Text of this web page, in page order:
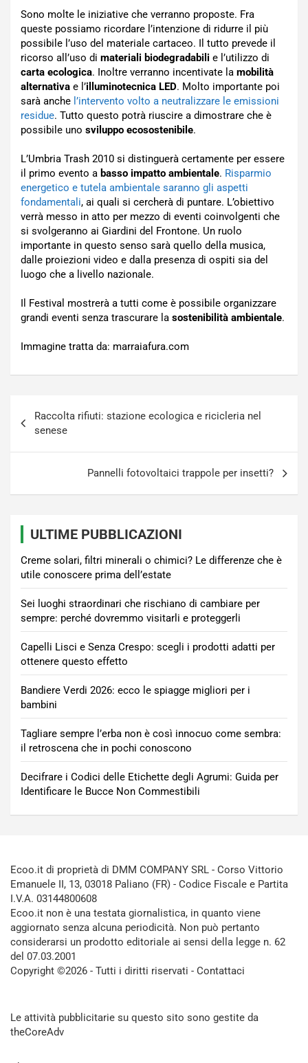
Sono molte le iniziative che verranno proposte. Fra
queste possiamo ricordare l’intenzione di ridurre il più
possibile l’uso del materiale cartaceo. Il tutto prevede il
ricorso all’uso di materiali biodegradabili e l’utilizzo di
carta ecologica. Inoltre verranno incentivate la mobilità
alternativa e l’illuminotecnica LED. Molto importante poi
sarà anche l’intervento volto a neutralizzare le emissioni
residue. Tutto questo potrà riuscire a dimostrare che è
possibile uno sviluppo ecosostenibile.
L’Umbria Trash 2010 si distinguerà certamente per essere
il primo evento a basso impatto ambientale. Risparmio
energetico e tutela ambientale saranno gli aspetti
fondamentali, ai quali si cercherà di puntare. L’obiettivo
verrà messo in atto per mezzo di eventi coinvolgenti che
si svolgeranno ai Giardini del Frontone. Un ruolo
importante in questo senso sarà quello della musica,
dalle proiezioni video e dalla presenza di ospiti sia del
luogo che a livello nazionale.
Il Festival mostrerà a tutti come è possibile organizzare
grandi eventi senza trascurare la sostenibilità ambientale.
Immagine tratta da: marraiafura.com
articoli
Raccolta rifiuti: stazione ecologica e ricicleria nel
senese
Pannelli fotovoltaici trappole per insetti?
ULTIME PUBBLICAZIONI
Creme solari, filtri minerali o chimici? Le differenze che è
utile conoscere prima dell’estate
Sei luoghi straordinari che rischiano di cambiare per
sempre: perché dovremmo visitarli e proteggerli
Capelli Lisci e Senza Crespo: scegli i prodotti adatti per
ottenere questo effetto
Bandiere Verdi 2026: ecco le spiagge migliori per i
bambini
Tagliare sempre l’erba non è così innocuo come sembra:
il retroscena che in pochi conoscono
Decifrare i Codici delle Etichette degli Agrumi: Guida per
Identificare le Bucce Non Commestibili
Ecoo.it di proprietà di DMM COMPANY SRL - Corso Vittorio
Emanuele II, 13, 03018 Paliano (FR) - Codice Fiscale e Partita
I.V.A. 03144800608
Ecoo.it non è una testata giornalistica, in quanto viene
aggiornato senza alcuna periodicità. Non può pertanto
considerarsi un prodotto editoriale ai sensi della legge n. 62
del 07.03.2001
Copyright ©2026 - Tutti i diritti riservati - Contattaci
Le attività pubblicitarie su questo sito sono gestite da
theCoreAdv